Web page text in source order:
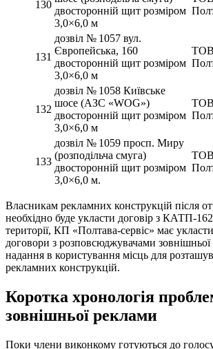
130
двосторонній щит розміром
3,0×6,0 м
131
дозвіл № 1057 вул.
Європейська, 160
двосторонній щит розміром
3,0×6,0 м
ТОВ
132
дозвіл № 1058 Київське
шосе (АЗС «WOG»)
двосторонній щит розміром
3,0×6,0 м
ТОВ
133
дозвіл № 1059 просп. Миру
(розподільча смуга)
двосторонній щит розміром
3,0×6,0 м.
ТОВ
Власникам рекламних конструкцій після
необхідно буде укласти договір з КАТП-
території, КП «Полтава-сервіс» має укласти
договори з розповсюджувачами
надання в користування місць для
рекламних конструкцій.
Коротка хронологія
зовнішньої реклами
Поки члени виконкому готуються до